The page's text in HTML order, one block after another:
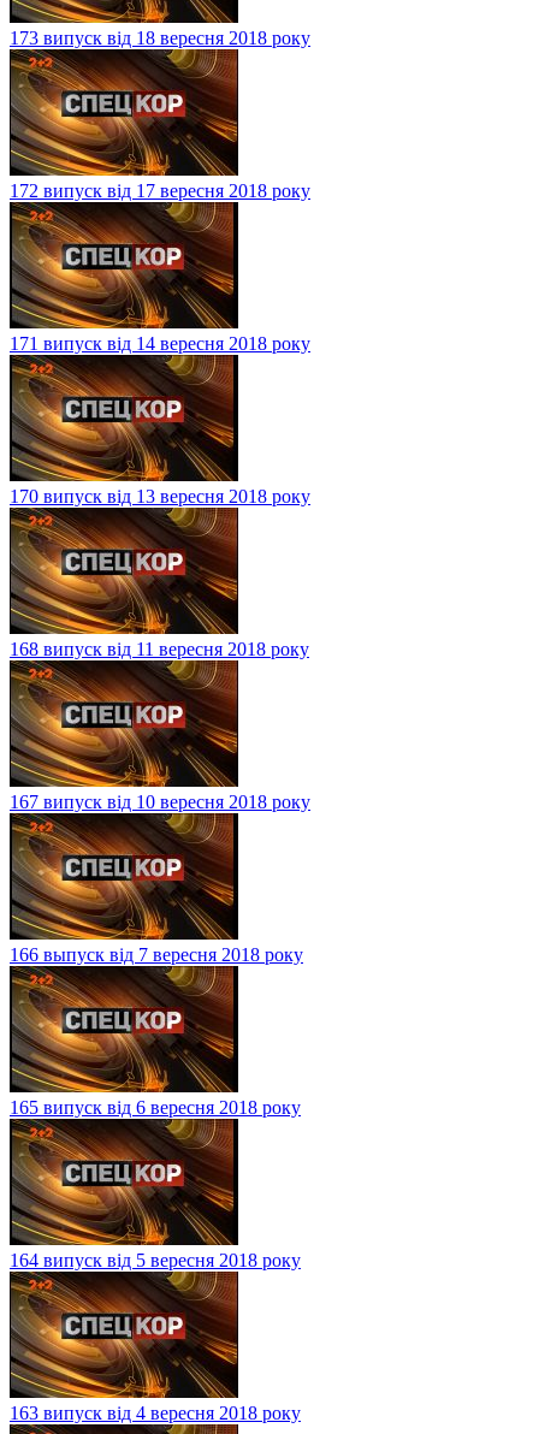
173 випуск від 18 вересня 2018 року
172 випуск від 17 вересня 2018 року
171 випуск від 14 вересня 2018 року
170 випуск від 13 вересня 2018 року
168 випуск від 11 вересня 2018 року
167 випуск від 10 вересня 2018 року
166 выпуск від 7 вересня 2018 року
165 випуск від 6 вересня 2018 року
164 випуск від 5 вересня 2018 року
163 випуск від 4 вересня 2018 року